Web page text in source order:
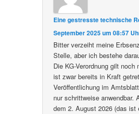
Eine gestresste technische
September 2025 um 08:57
Bitter verzeiht meine
Stelle, aber ich bestehe
Die KG-Verordnung gilt
ist zwar bereits in Kraft
Veröffentlichung im
nur schrittweise anwendbar.
dem 2. August 2026 (das ist